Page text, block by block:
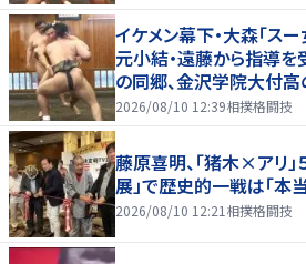
イケメン幕下・大森「ス
元小結・遠藤から指導
の同郷、金沢学院大付
2026/08/10 12:39相撲格闘技
藤原喜明、「猪木×アリ」
展」で歴史的一戦は「本
2026/08/10 12:21 相撲格闘技